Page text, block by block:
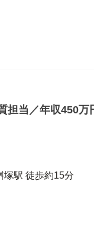
担当／年収450万
塚駅 徒歩約15分